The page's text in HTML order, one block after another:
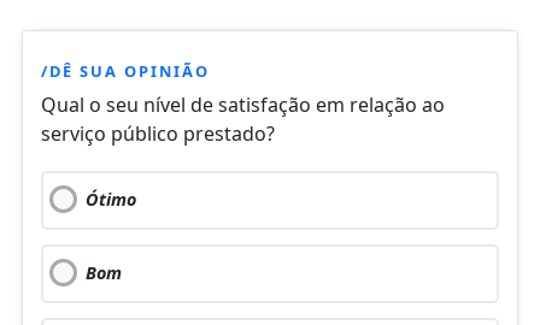
/DÊ SUA OPINIÃO
Qual o seu nível de satisfação em relação ao
serviço público prestado?
Ótimo
Bom